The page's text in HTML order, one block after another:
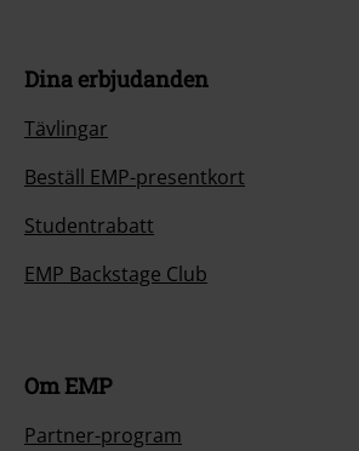
Dina erbjudanden
Tävlingar
Beställ EMP-presentkort
Studentrabatt
EMP Backstage Club
Om EMP
Partner-program